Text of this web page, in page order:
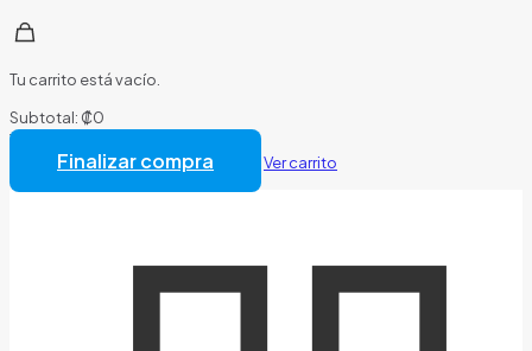
Tu carrito está vacío.
Subtotal: ₡0
Total:
Finalizar compra Ver carrito